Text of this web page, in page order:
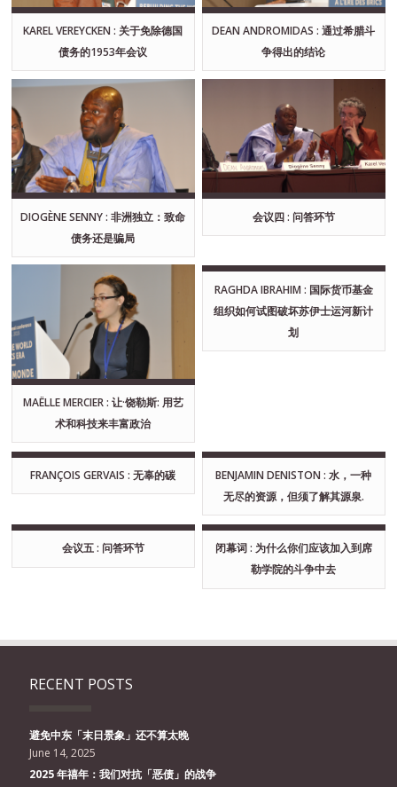
KAREL VEREYCKEN : 关于免除德国
债务的1953年会议
DEAN ANDROMIDAS : 通过希腊斗
争得出的结论
DIOGÈNE SENNY : 非洲独立：致命
债务还是骗局
会议四 : 问答环节
MAËLLE MERCIER : 让·饶勒斯: 用艺
术和科技来丰富政治
RAGHDA IBRAHIM : 国际货币基金
组织如何试图破坏苏伊士运河新计
划
FRANÇOIS GERVAIS : 无辜的碳
BENJAMIN DENISTON : 水，一种
无尽的资源，但须了解其源泉.
会议五 : 问答环节
闭幕词 : 为什么你们应该加入到席
勒学院的斗争中去
RECENT POSTS
避免中东「末日景象」还不算太晚
June 14, 2025
2025 年禧年：我们对抗「恶债」的战争